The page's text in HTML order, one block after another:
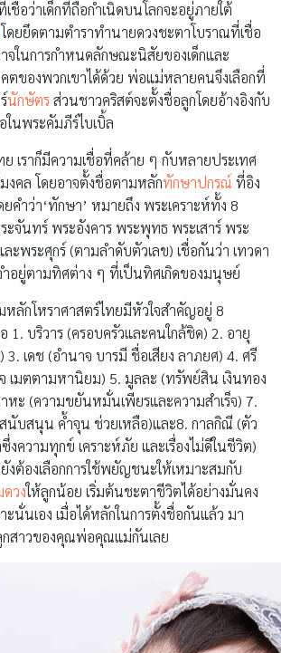
ชื่อว่าเด็กที่ถือกำเนิดบนโลกจะอยู่ภายใต้
โดยยึดตามตำราทำนายดวงชะตาโบราณที่เชื่อ
จในการกำหนดลักษณะนิสัยของเด็กและ
ตของพวกเขาได้ด้วย พ่อแม่หลายคนจึงเลือกที่
นักษัตรส่วนชาวคริสต์จะตั้งชื่อลูกโดยอ้างอิงกับ
นพระคัมภีร์ไบเบิ้ล
เราก็มีความเชื่อที่คล้าย ๆ กับหลายประเทศ
งคล โดยอาจตั้งชื่อตามหลักทักษาปกรณ์ ที่อิง
คำว่า‘ทักษา’ หมายถึง พระเคราะห์ทั้ง 8
จันทร์ พระอังคาร พระพุทธ พระเสาร์ พระ
พระศุกร์ (ตามลำดับตัวเลข) เชื่อกันว่า เทวดา
ำอยู่ตามทิศต่าง ๆ ที่เป็นทิศเกิดของมนุษย์
หลักโหราศาสตร์ไทยมีหัวใจสำคัญอยู่ 8
1. บริวาร (ครอบครัวและคนใกล้ชิด) 2. อายุ
เดช (อำนาจ บารมี ชื่อเสียง ลาภยศ) 4. ศรี
เมตตามหานิยม) 5. มูลละ (ทรัพย์สิน เงินทอง
หะ (ความขยันหมั่นเพียรและความสำเร็จ) 7.
นับสนุน ค้ำจุน ช่วยเหลือ)และ8. กาลกิณี (ตัว
งความทุกข์ เคราะห์ภัย และเรื่องไม่ดีในชีวิต)
งต้องเลือกการใช้พยัญชนะให้เหมาะสมกับ
ดวงให้ลูกน้อย เริ่มต้นชะตาชีวิตได้อย่างมั่นคง
ะนั่นเอง เมื่อได้หลักในการตั้งชื่อกันแล้ว มา
กสาวของคุณพ่อคุณแม่กันเลย